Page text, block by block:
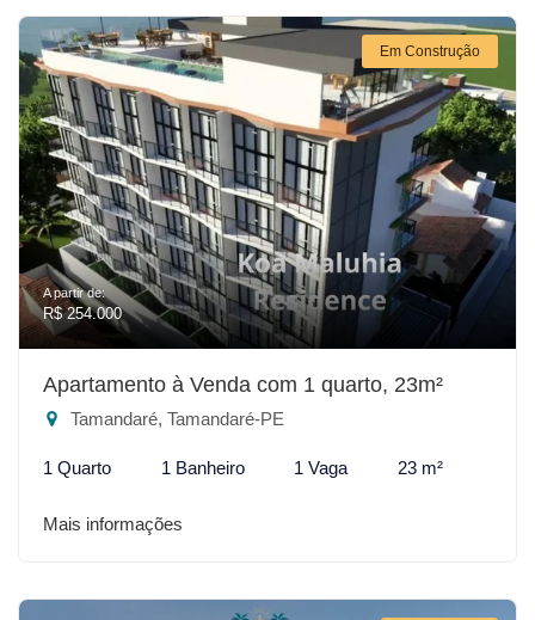
Em Construção
A partir de:
R$ 254.000
Apartamento à Venda com 1 quarto, 23m²
Tamandaré, Tamandaré-PE
1 Quarto 1 Banheiro 1 Vaga 23 m²
Mais informações